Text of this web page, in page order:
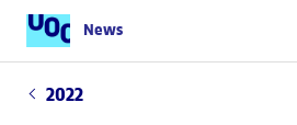
News
2022